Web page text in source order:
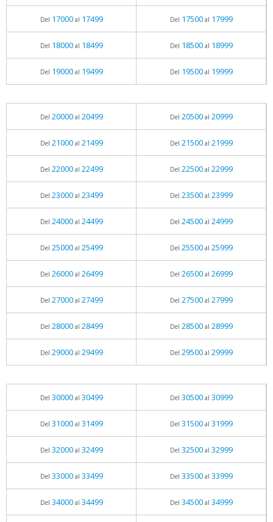
Del 17000al 17499 Del 17500al 17999
Del 18000al 18499 Del 18500al 18999
Del 19000al 19499 Del 19500al 19999
Del 20000al 20499 Del 20500al 20999
Del 21000al 21499 Del 21500al 21999
Del 22000al 22499 Del 22500al 22999
Del 23000al 23499 Del 23500al 23999
Del 24000al 24499 Del 24500al 24999
Del 25000al 25499 Del 25500al 25999
Del 26000al 26499 Del 26500al 26999
Del 27000al 27499 Del 27500al 27999
Del 28000al 28499 Del 28500al 28999
Del 29000al 29499 Del 29500al 29999
Del 30000al 30499 Del 30500al 30999
Del 31000al 31499 Del 31500al 31999
Del 32000al 32499 Del 32500al 32999
Del 33000al 33499 Del 33500al 33999
Del 34000al 34499 Del 34500al 34999